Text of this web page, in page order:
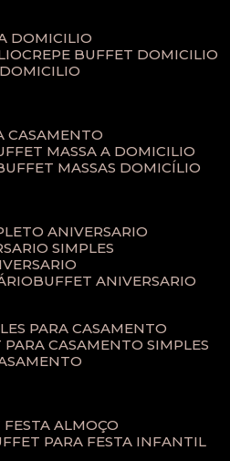
DOMICILIO
CREPE BUFFET DOMICILIO
DOMICILIO
CASAMENTO
MASSA A DOMICILIO
BUFFET MASSAS DOMICÍLIO
ANIVERSARIO
SIMPLES
BUFFET ANIVERSARIO
PARA CASAMENTO
PARA CASAMENTO SIMPLES
FESTA ALMOÇO
PARA FESTA INFANTIL